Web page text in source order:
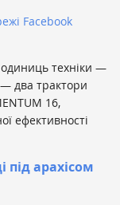
Facebook
техніки —
— два трактори
16,
ефективності
під арахісом